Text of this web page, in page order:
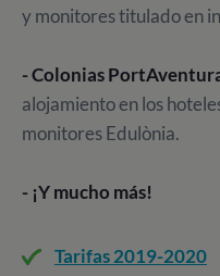
y monitores titulado en
- Colonias
alojamiento en los
monitores Edulònia.
- ¡Y mucho más!
Tarifas 2019-2020